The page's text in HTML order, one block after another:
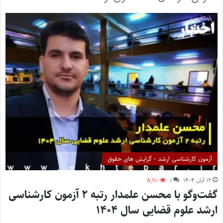
آزمون کارشناسی ارشد - گرایش های حقوق
۱۲ آبان ۱۴۰۴ ۱ ۸,۱۱۰
گفت‌وگو با محسن علمدار رتبه ۲ آزمون کارشناسی
ارشد علوم قضایی سال ۱۴۰۴